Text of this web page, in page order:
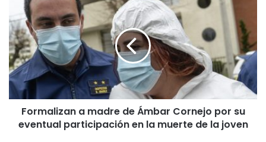
r
m
a
l
i
z
a
Formalizan a madre de Ámbar Cornejo por su
eventual participación en la muerte de la joven